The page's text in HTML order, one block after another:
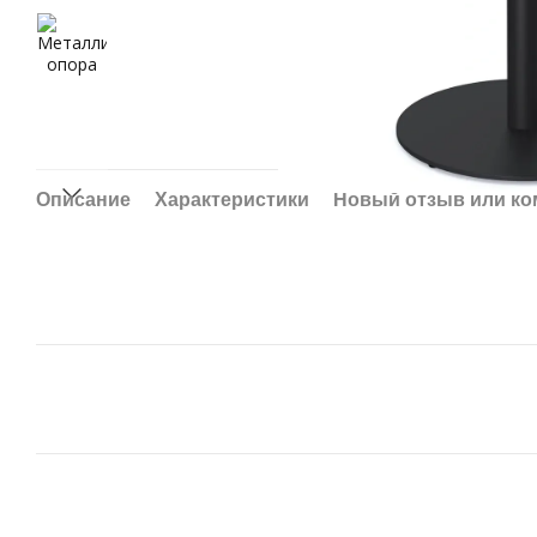
Описание Характеристики Новый отзыв или